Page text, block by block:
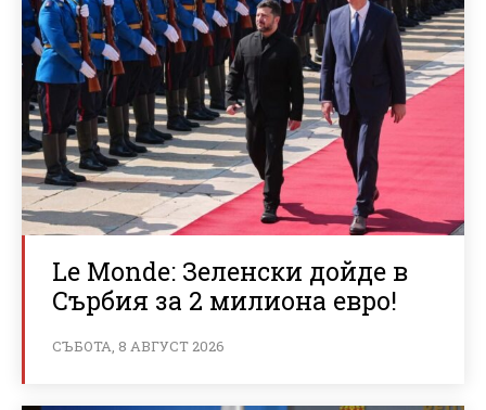
Le Monde: Зеленски дойде в
Сърбия за 2 милиона евро!
СЪБОТА, 8 АВГУСТ 2026